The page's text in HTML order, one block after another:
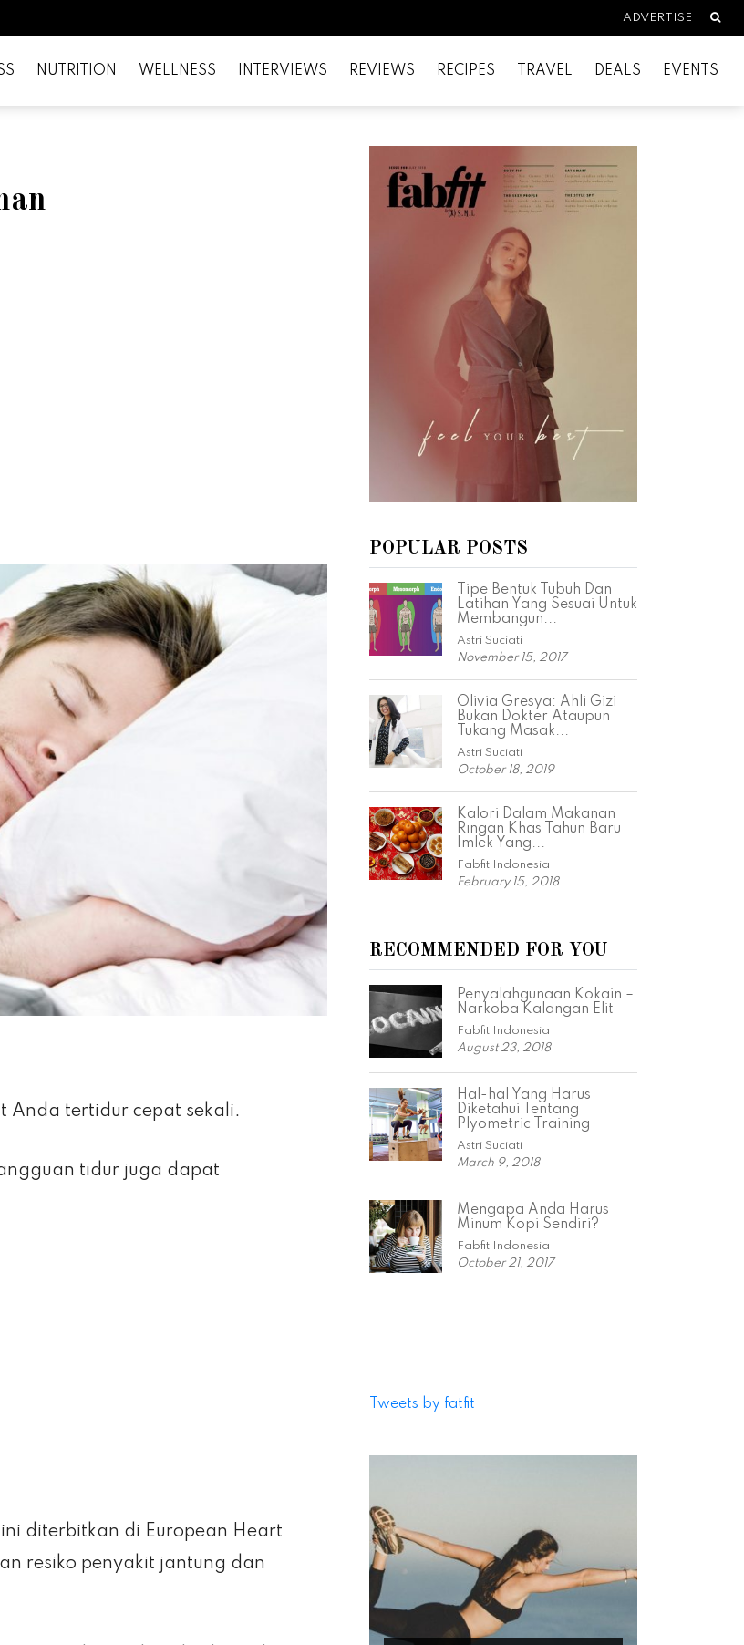
ADVERTISE
NUTRITION WELLNESS INTERVIEWS REVIEWS RECIPES TRAVEL DEALS EVENTS
Anda tertidur cepat sekali.
tidur juga dapat
diterbitkan di European Heart
resiko penyakit jantung dan
POPULAR POSTS
Tipe Bentuk Tubuh Dan
Latihan Yang Sesuai Untuk
Membangun...
Astri Suciati
November 15, 2017
Olivia Gresya: Ahli Gizi
Bukan Dokter Ataupun
Tukang Masak...
Astri Suciati
October 18, 2019
Kalori Dalam Makanan
Ringan Khas Tahun Baru
Imlek Yang...
Fabfit Indonesia
February 15, 2018
RECOMMENDED FOR YOU
Penyalahgunaan Kokain –
Narkoba Kalangan Elit
Fabfit Indonesia
August 23, 2018
Hal-hal Yang Harus
Diketahui Tentang
Plyometric Training
Astri Suciati
March 9, 2018
Mengapa Anda Harus
Minum Kopi Sendiri?
Fabfit Indonesia
October 21, 2017
Tweets by fatfit